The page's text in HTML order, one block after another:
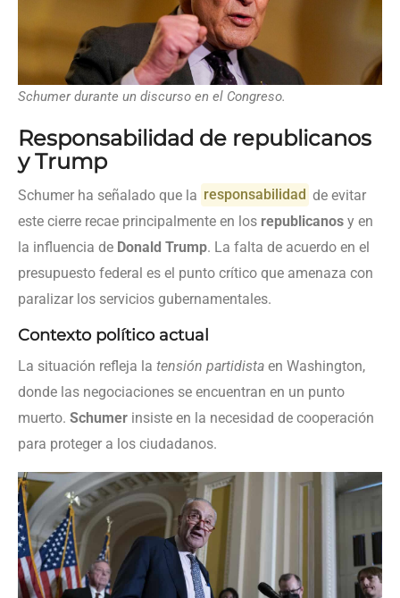
Schumer durante un discurso en el Congreso.
Responsabilidad de republicanos
y Trump
Schumer ha señalado que la responsabilidad de evitar
este cierre recae principalmente en los republicanos y en
la influencia de Donald Trump. La falta de acuerdo en el
presupuesto federal es el punto crítico que amenaza con
paralizar los servicios gubernamentales.
Contexto político actual
La situación refleja la tensión partidista en Washington,
donde las negociaciones se encuentran en un punto
muerto. Schumer insiste en la necesidad de cooperación
para proteger a los ciudadanos.